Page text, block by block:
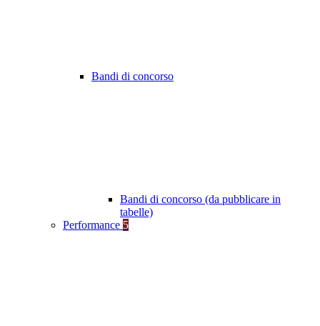
Bandi di concorso
Bandi di concorso (da pubblicare in
tabelle)
Performance 5